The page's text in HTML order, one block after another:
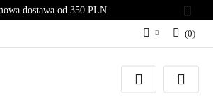
dostawa od 350 PLN
Zaloguj się
Załóż konto
(0)